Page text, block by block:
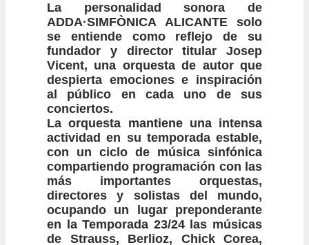
La personalidad sonora de
ADDA·SIMFÒNICA ALICANTE solo
se entiende como reflejo de su
fundador y director titular Josep
Vicent, una orquesta de autor que
despierta emociones e inspiración
al público en cada uno de sus
conciertos.
La orquesta mantiene una intensa
actividad en su temporada estable,
con un ciclo de música sinfónica
compartiendo programación con las
más importantes orquestas,
directores y solistas del mundo,
ocupando un lugar preponderante
en la Temporada 23/24 las músicas
de Strauss, Berlioz, Chick Corea,